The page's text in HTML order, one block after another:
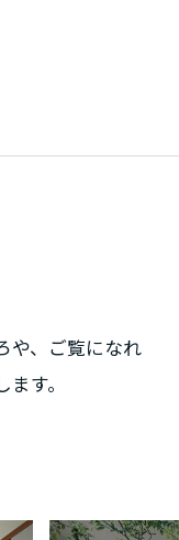
や、ご覧になれ
す。